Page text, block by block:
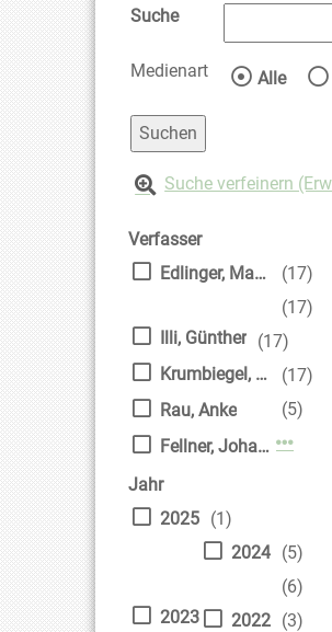
Suche
Medienart Wählen
Alle
Suche verfeinern
Suchfilter
Zur Trefferliste springen
Verfasser
Edlinger, Matthias
(17)
Illi, Günther
(17)
Krumbiegel, Crock
(17)
Rau, Anke
(17)
Fellner, Johanna
(5)
Jahr
2025 (1)
2024 (5)
2023
(6)
2022 (3)